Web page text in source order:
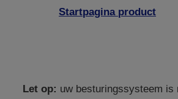
Startpagina product
Let op: uw besturingssysteem is